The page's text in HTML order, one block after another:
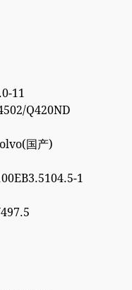
11
Q420ND
国产)
1